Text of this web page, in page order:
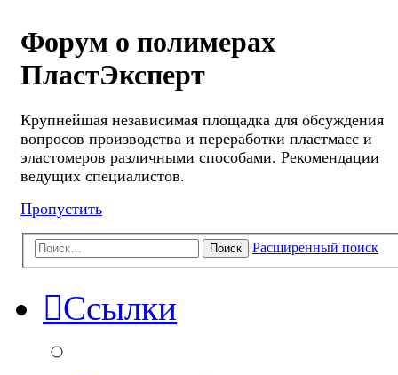
Форум о полимерах
ПластЭксперт
Крупнейшая независимая площадка для обсуждения
вопросов производства и переработки пластмасс и
эластомеров различными способами. Рекомендации
ведущих специалистов.
Пропустить
Поиск Расширенный поиск
Ссылки